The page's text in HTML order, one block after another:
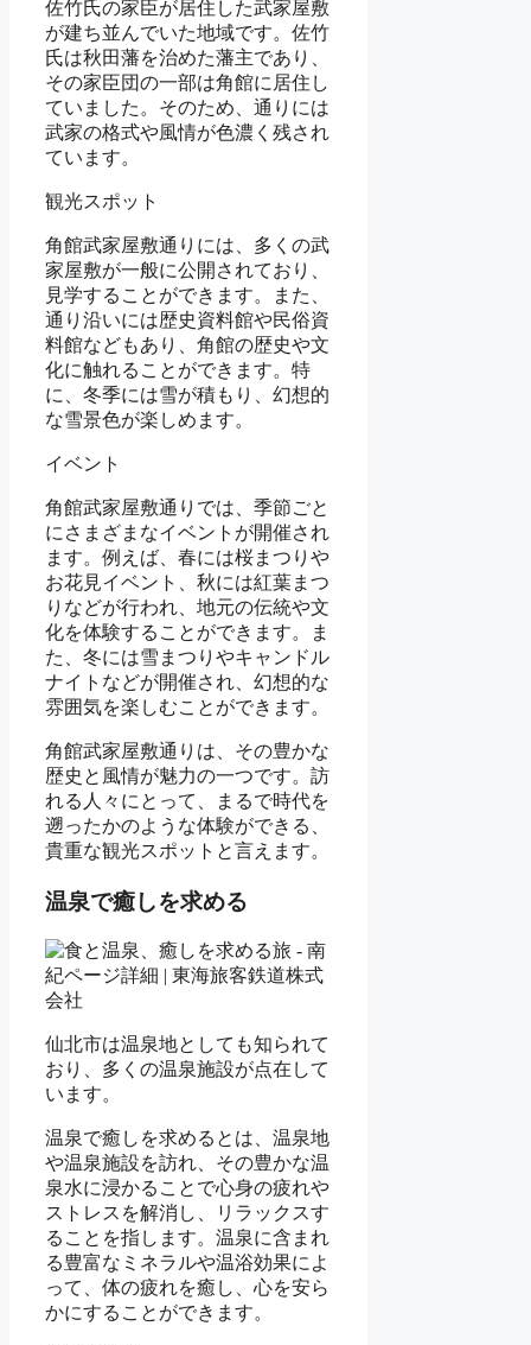
佐竹氏の家臣が居住した武家屋敷
が建ち並んでいた地域です。佐竹
氏は秋田藩を治めた藩主であり、
その家臣団の一部は角館に居住し
ていました。そのため、通りには
武家の格式や風情が色濃く残され
ています。
観光スポット
角館武家屋敷通りには、多くの武
家屋敷が一般に公開されており、
見学することができます。また、
通り沿いには歴史資料館や民俗資
料館などもあり、角館の歴史や文
化に触れることができます。特
に、冬季には雪が積もり、幻想的
な雪景色が楽しめます。
イベント
角館武家屋敷通りでは、季節ごと
にさまざまなイベントが開催され
ます。例えば、春には桜まつりや
お花見イベント、秋には紅葉まつ
りなどが行われ、地元の伝統や文
化を体験することができます。ま
た、冬には雪まつりやキャンドル
ナイトなどが開催され、幻想的な
雰囲気を楽しむことができます。
角館武家屋敷通りは、その豊かな
歴史と風情が魅力の一つです。訪
れる人々にとって、まるで時代を
遡ったかのような体験ができる、
貴重な観光スポットと言えます。
温泉で癒しを求める
仙北市は温泉地としても知られて
おり、多くの温泉施設が点在して
います。
温泉で癒しを求めるとは、温泉地
や温泉施設を訪れ、その豊かな温
泉水に浸かることで心身の疲れや
ストレスを解消し、リラックスす
ることを指します。温泉に含まれ
る豊富なミネラルや温浴効果によ
って、体の疲れを癒し、心を安ら
かにすることができます。